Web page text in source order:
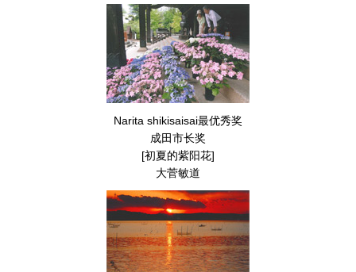
Narita shikisaisai最优秀奖
成田市长奖
[初夏的紫阳花]
大菅敏道